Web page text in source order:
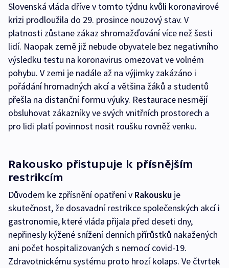
Slovenská vláda dříve v tomto týdnu kvůli koronavirové
krizi prodloužila do 29. prosince nouzový stav. V
platnosti zůstane zákaz shromažďování více než šesti
lidí. Naopak země již nebude obyvatele bez negativního
výsledku testu na koronavirus omezovat ve volném
pohybu. V zemi je nadále až na výjimky zakázáno i
pořádání hromadných akcí a většina žáků a studentů
přešla na distanční formu výuky. Restaurace nesmějí
obsluhovat zákazníky ve svých vnitřních prostorech a
pro lidi platí povinnost nosit roušku rovněž venku.
Rakousko přistupuje k přísnějším
restrikcím
Důvodem ke zpřísnění opatření v Rakousku je
skutečnost, že dosavadní restrikce společenských akcí i
gastronomie, které vláda přijala před deseti dny,
nepřinesly kýžené snížení denních přírůstků nakažených
ani počet hospitalizovaných s nemocí covid-19.
Zdravotnickému systému proto hrozí kolaps. Ve čtvrtek